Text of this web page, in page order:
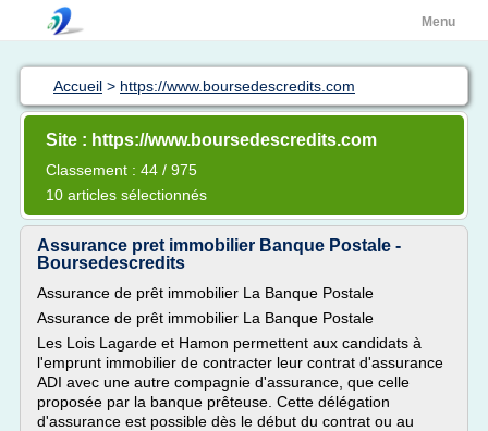
Menu
Accueil > https://www.boursedescredits.com
Site : https://www.boursedescredits.com
Classement : 44 / 975
10 articles sélectionnés
Assurance pret immobilier Banque Postale -
Boursedescredits
Assurance de prêt immobilier La Banque Postale
Assurance de prêt immobilier La Banque Postale
Les Lois Lagarde et Hamon permettent aux candidats à
l'emprunt immobilier de contracter leur contrat d'assurance
ADI avec une autre compagnie d'assurance, que celle
proposée par la banque prêteuse. Cette délégation
d'assurance est possible dès le début du contrat ou au